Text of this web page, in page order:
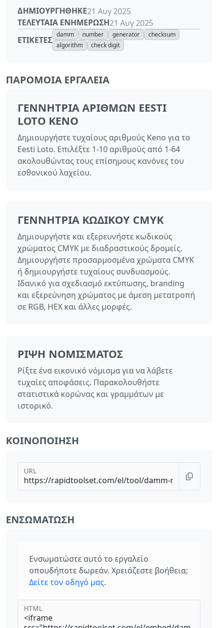
ΔΗΜΙΟΥΡΓΉΘΗΚΕ21 Αυγ 2025
ΤΕΛΕΥΤΑΊΑ ΕΝΗΜΈΡΩΣΗ21 Αυγ 2025
ΕΤΙΚΈΤΕΣ
damm number generator
checksum
algorithm
check digit
ΠΑΡΌΜΟΙΑ ΕΡΓΑΛΕΊΑ
ΓΕΝΝΉΤΡΙΑ ΑΡΙΘΜΏΝ EESTI
LOTO KENO
Δημιουργήστε τυχαίους αριθμούς Keno για το
Eesti Loto. Επιλέξτε 1-10 αριθμούς από 1-64
ακολουθώντας τους επίσημους κανόνες του
εσθονικού λαχείου.
ΓΕΝΝΉΤΡΙΑ ΚΩΔΙΚΟΎ CMYK
Δημιουργήστε και εξερευνήστε κωδικούς
χρώματος CMYK με διαδραστικούς δρομείς.
Δημιουργήστε προσαρμοσμένα χρώματα CMYK
ή δημιουργήστε τυχαίους συνδυασμούς.
Ιδανικό για σχεδιασμό εκτύπωσης, branding
και εξερεύνηση χρώματος με άμεση μετατροπή
σε RGB, HEX και άλλες μορφές.
ΡΊΨΗ ΝΟΜΊΣΜΑΤΟΣ
Ρίξτε ένα εικονικό νόμισμα για να λάβετε
τυχαίες αποφάσεις. Παρακολουθήστε
στατιστικά κορώνας και γραμμάτων με
ιστορικό.
ΚΟΙΝΟΠΟΊΗΣΗ
URL
ΕΝΣΩΜΆΤΩΣΗ
Ενσωματώστε αυτό το εργαλείο
οπουδήποτε δωρεάν. Χρειάζεστε βοήθεια;
Δείτε τον οδηγό μας.
HTML